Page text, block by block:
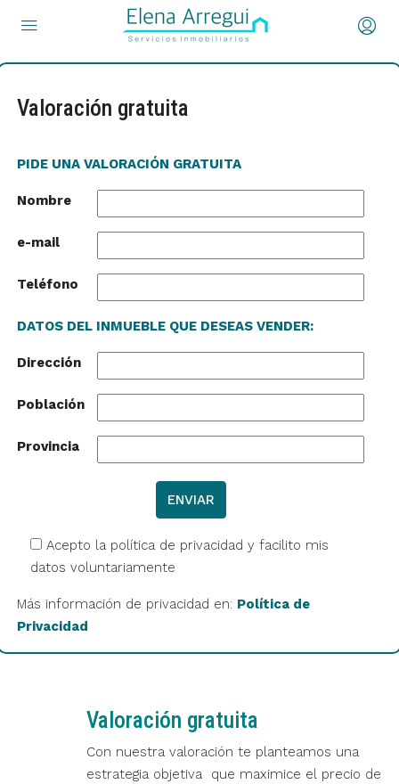
Valoración gratuita
PIDE UNA VALORACIÓN GRATUITA
Nombre
e-mail
Teléfono
DATOS DEL INMUEBLE QUE DESEAS VENDER:
Dirección
Población
Provincia
Acepto la política de privacidad y facilito mis
datos voluntariamente
Más información de privacidad en: Política de
Privacidad
Valoración gratuita
Con nuestra valoración te planteamos una
estrategia objetiva que maximice el precio de